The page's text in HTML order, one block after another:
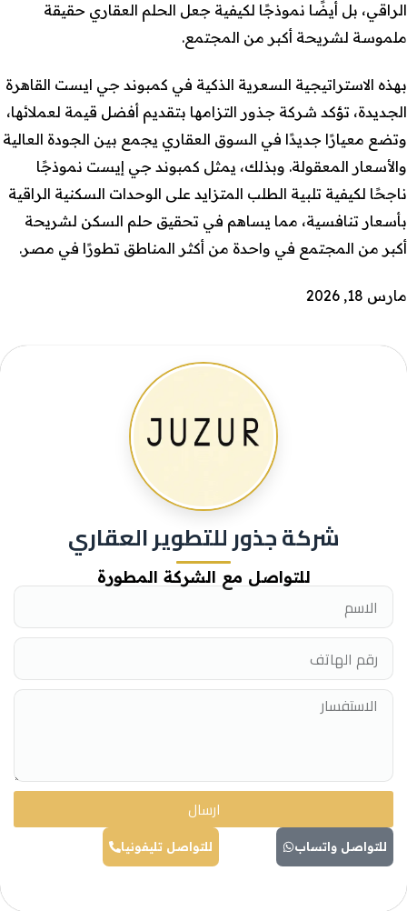
الراقي، بل أيضًا نموذجًا لكيفية جعل الحلم العقاري حقيقة
ملموسة لشريحة أكبر من المجتمع.
بهذه الاستراتيجية السعرية الذكية في كمبوند جي ايست القاهرة
الجديدة، تؤكد شركة جذور التزامها بتقديم أفضل قيمة لعملائها،
وتضع معيارًا جديدًا في السوق العقاري يجمع بين الجودة العالية
والأسعار المعقولة. وبذلك، يمثل كمبوند جي إيست نموذجًا
ناجحًا لكيفية تلبية الطلب المتزايد على الوحدات السكنية الراقية
بأسعار تنافسية، مما يساهم في تحقيق حلم السكن لشريحة
أكبر من المجتمع في واحدة من أكثر المناطق تطورًا في مصر.
مارس 18, 2026
شركة جذور للتطوير العقاري
للتواصل مع الشركة المطورة
ارسال
للتواصل واتساب للتواصل تليفونيا